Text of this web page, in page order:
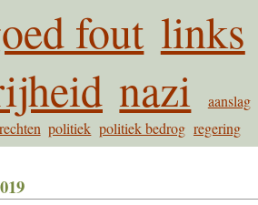
fout links
nazi aanslag
politiek politiek bedrog regering